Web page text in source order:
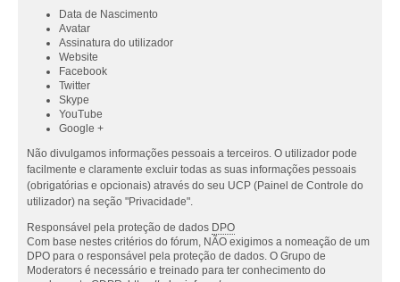
Data de Nascimento
Avatar
Assinatura do utilizador
Website
Facebook
Twitter
Skype
YouTube
Google +
Não divulgamos informações pessoais a terceiros. O utilizador pode
facilmente e claramente excluir todas as suas informações pessoais
(obrigatórias e opcionais) através do seu UCP (Painel de Controle do
utilizador) na seção "Privacidade".
Responsável pela proteção de dados DPO
Com base nestes critérios do fórum, NÃO exigimos a nomeação de um
DPO para o responsável pela proteção de dados. O Grupo de
Moderators é necessário e treinado para ter conhecimento do